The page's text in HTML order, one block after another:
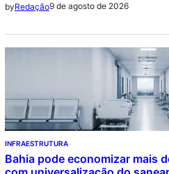
byRedação9 de agosto de 2026
INFRAESTRUTURA
Bahia pode economizar mais